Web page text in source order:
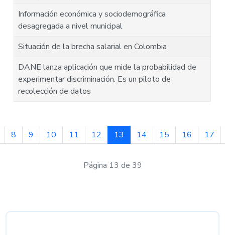
Información económica y sociodemográfica
desagregada a nivel municipal
Situación de la brecha salarial en Colombia
DANE lanza aplicación que mide la probabilidad de
experimentar discriminación. Es un piloto de
recolección de datos
8 9 10 11 12 13 14 15 16 17
Página 13 de 39